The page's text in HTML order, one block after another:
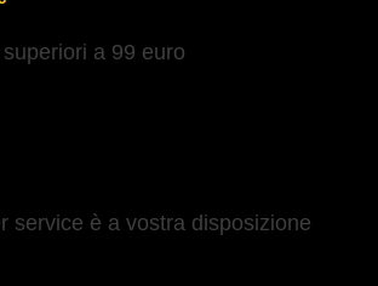
a 99 euro
service è a vostra disposizione